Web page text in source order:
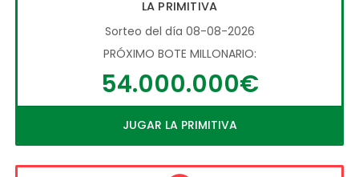
LA PRIMITIVA
Sorteo del día 08-08-2026
PRÓXIMO BOTE MILLONARIO:
54.000.000€
JUGAR LA PRIMITIVA